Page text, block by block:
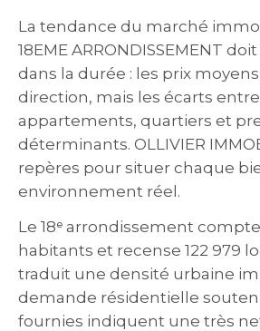
La tendance du marché
18EME ARRONDISSEMENT
dans la durée : les prix
direction, mais les écarts
appartements, quartiers et
déterminants. OLLIVIER
repères pour situer chaque
environnement réel.
Le 18ᵉ arrondissement
habitants et recense 122 979
traduit une densité urbaine
demande résidentielle
fournies indiquent une très